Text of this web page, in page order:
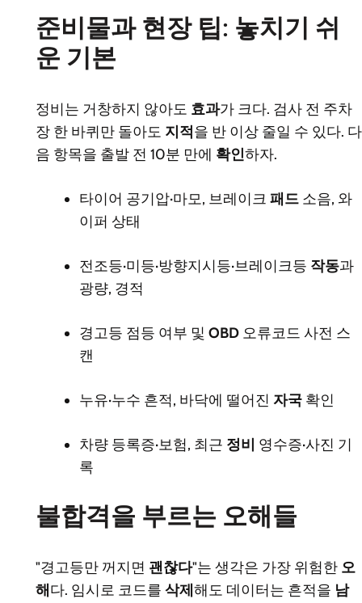
준비물과 현장 팁: 놓치기 쉬
운 기본
정비는 거창하지 않아도 효과가 크다. 검사 전 주차
장 한 바퀴만 돌아도 지적 을 반 이상 줄일 수 있다. 다
음 항목을 출발 전 10분 만에 확인하자.
타이어 공기압·마모, 브레이크 패드 소음, 와
이퍼 상태
전조등·미등·방향지시등·브레이크등 작동과
광량, 경적
경고등 점등 여부 및 OBD 오류코드 사전 스
캔
누유·누수 흔적, 바닥에 떨어진 자국 확인
차량 등록증·보험, 최근 정비 영수증·사진 기
록
불합격을 부르는 오해들
"경고등만 꺼지면 괜찮다"는 생각은 가장 위험한 오
해 다. 임시로 코드를 삭제 해도 데이터는 흔적을 남